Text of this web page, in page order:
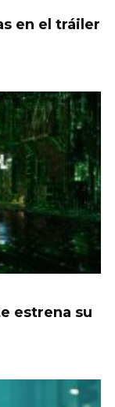
en el tráiler
estrena su